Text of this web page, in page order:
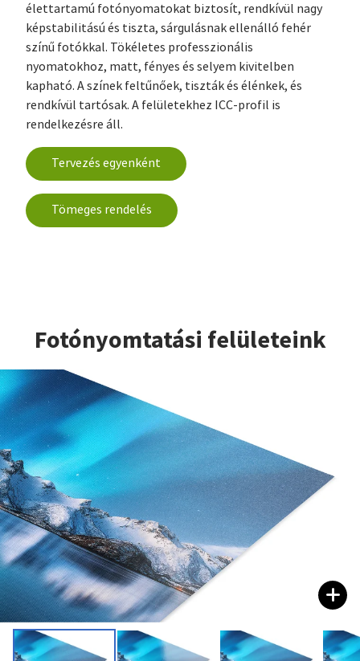
élettartamú fotónyomatokat biztosít, rendkívül nagy
képstabilitású és tiszta, sárgulásnak ellenálló fehér
színű fotókkal. Tökéletes professzionális
nyomatokhoz, matt, fényes és selyem kivitelben
kapható. A színek feltűnőek, tiszták és élénkek, és
rendkívül tartósak. A felületekhez ICC-profil is
rendelkezésre áll.
Tervezés egyenként
Tömeges rendelés
Fotónyomtatási felületeink